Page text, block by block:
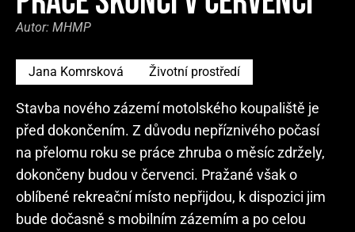
Autor: MHMP
Jana Komrsková Životní prostředí
Stavba nového zázemí motolského koupaliště je
před dokončením. Z důvodu nepříznivého počasí
na přelomu roku se práce zhruba o měsíc zdržely,
dokončeny budou v červenci. Pražané však o
oblíbené rekreační místo nepřijdou, k dispozici jim
bude dočasně s mobilním zázemím a po celou